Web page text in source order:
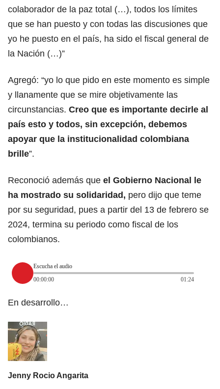
colaborador de la paz total (…), todos los límites
que se han puesto y con todas las discusiones que
yo he puesto en el país, ha sido el fiscal general de
la Nación (…)”
Agregó: “yo lo que pido en este momento es simple
y llanamente que se mire objetivamente las
circunstancias. Creo que es importante decirle al
país esto y todos, sin excepción, debemos
apoyar que la institucionalidad colombiana
brille”.
Reconoció además que el Gobierno Nacional le
ha mostrado su solidaridad, pero dijo que teme
por su seguridad, pues a partir del 13 de febrero se
2024, termina su periodo como fiscal de los
colombianos.
Escucha el audio
00:00:00
01:24
En desarrollo…
Jenny Rocio Angarita